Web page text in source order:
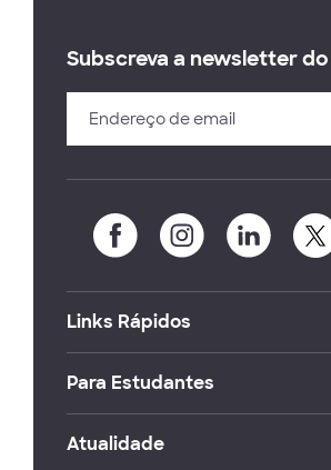
Subscreva a newsletter do
Links Rápidos
Para Estudantes
Atualidade